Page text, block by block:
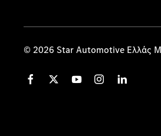
© 2026 Star Automotive Ελλάς